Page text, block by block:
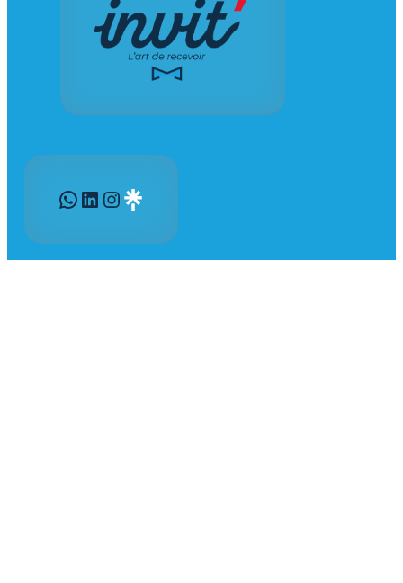
WhatsApp LinkedIn InstagramGravatar